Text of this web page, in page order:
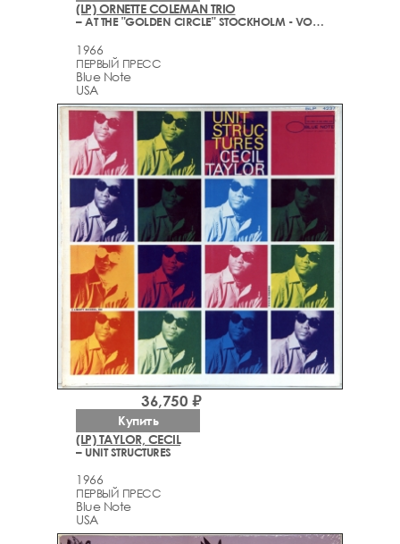
(LP) ORNETTE COLEMAN TRIO
– AT THE "GOLDEN CIRCLE" STOCKHOLM - VOLUME TWO
1966
ПЕРВЫЙ ПРЕСС
Blue Note
USA
(LP) TAYLOR, CECIL
– UNIT STRUCTURES
1966
ПЕРВЫЙ ПРЕСС
Blue Note
USA
36,750 ₽
Купить